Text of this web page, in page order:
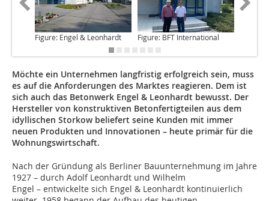
Figure: Engel & Leonhardt Figure: BFT International
Möchte ein Unternehmen langfristig erfolgreich sein, muss
es auf die Anforderungen des Marktes reagieren. Dem ist
sich auch das Betonwerk Engel & Leonhardt bewusst. Der
Hersteller von konstruktiven Betonfertigteilen aus dem
idyllischen Storkow beliefert seine Kunden mit immer
neuen Produkten und Innovationen – heute primär für die
Wohnungswirtschaft.
Nach der Gründung als Berliner Bauunternehmung im Jahre
1927 – durch Adolf Leonhardt und Wilhelm
Engel – entwickelte sich Engel & Leonhardt kontinuierlich